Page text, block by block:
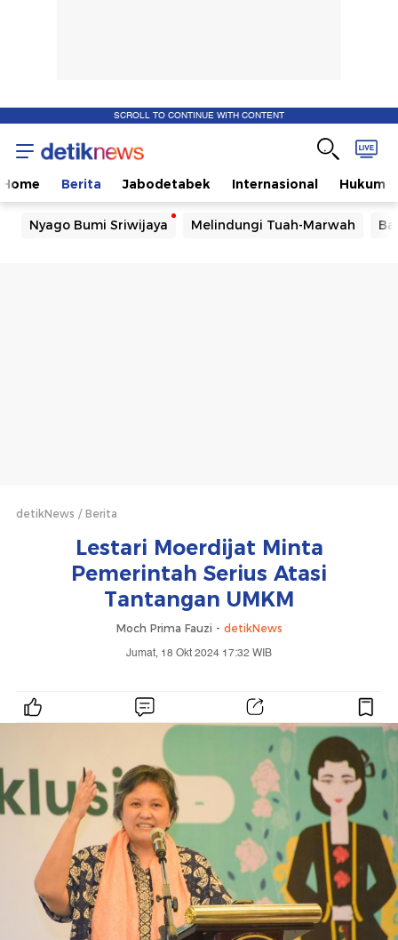
SCROLL TO CONTINUE WITH CONTENT
Home Berita Jabodetabek Internasional Hukum
Nyago Bumi Sriwijaya Melindungi Tuah-Marwah
detikNews Berita
Lestari Moerdijat Minta
Pemerintah Serius Atasi
Tantangan UMKM
Moch Prima Fauzi - detikNews
Jumat, 18 Okt 2024 17:32 WIB